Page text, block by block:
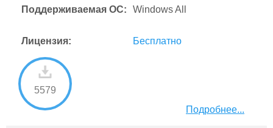
Поддерживаемая ОС: Windows All
Лицензия: Бесплатно
5579
Подробнее...